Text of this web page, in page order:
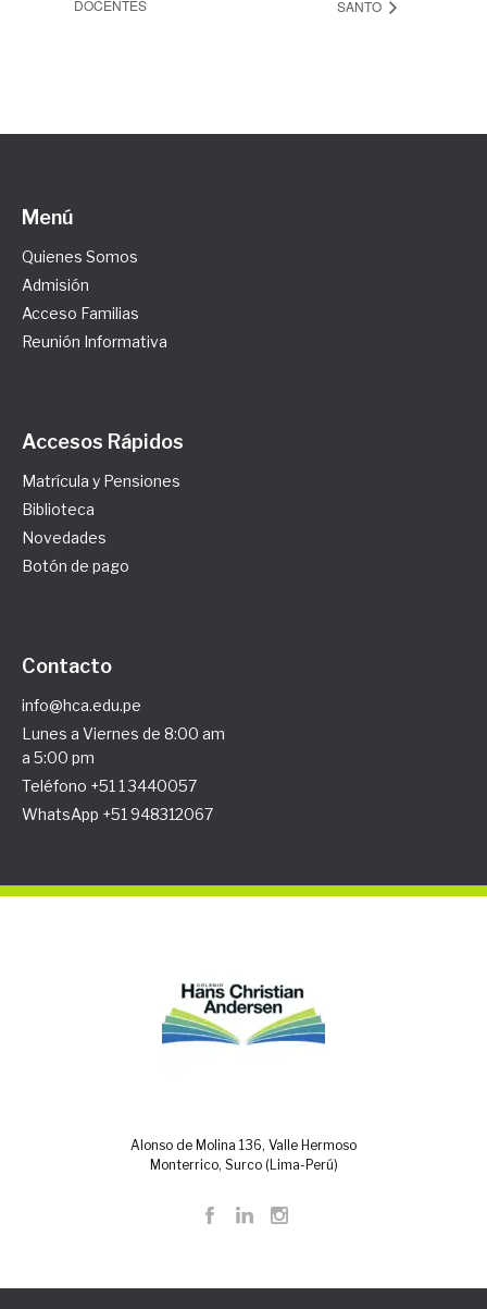
DOCENTES
SANTO
Menú
Quienes Somos
Admisión
Acceso Familias
Reunión Informativa
Accesos Rápidos
Matrícula y Pensiones
Biblioteca
Novedades
Botón de pago
Contacto
info@hca.edu.pe
Lunes a Viernes de 8:00 am
a 5:00 pm
Teléfono +51 1 3440057
WhatsApp +51 948312067
Alonso de Molina 136, Valle Hermoso
Monterrico, Surco (Lima-Perú)